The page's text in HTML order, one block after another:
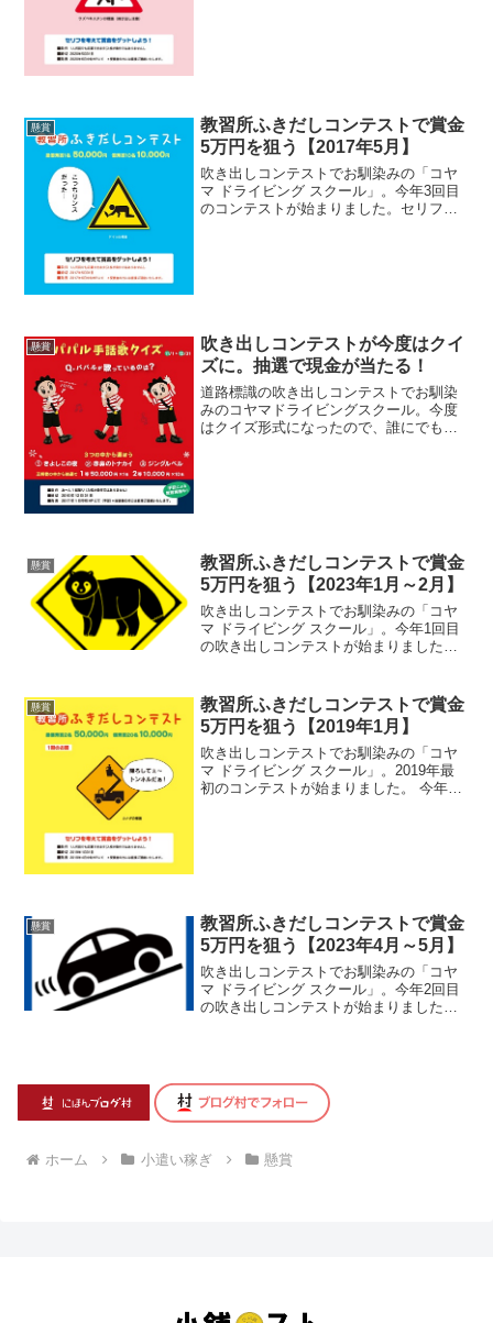
懸賞
教習所ふきだしコンテストで賞金
5万円を狙う【2017年5月】
吹き出しコンテストでお馴染みの「コヤ
マ ドライビング スクール」。今年3回目
のコンテストが始まりました。セリフを
懸賞
吹き出しコンテストが今度はクイ
ズに。抽選で現金が当たる！
道路標識の吹き出しコンテストでお馴染
みのコヤマドライビングスクール。今度
はクイズ形式になったので、誰にでも当
懸賞
教習所ふきだしコンテストで賞金
5万円を狙う【2023年1月～2月】
吹き出しコンテストでお馴染みの「コヤ
マ ドライビング スクール」。今年1回目
の吹き出しコンテストが始まりました。
懸賞
教習所ふきだしコンテストで賞金
5万円を狙う【2019年1月】
吹き出しコンテストでお馴染みの「コヤ
マ ドライビング スクール」。2019年最
初のコンテストが始まりました。 今年も
懸賞
教習所ふきだしコンテストで賞金
5万円を狙う【2023年4月～5月】
吹き出しコンテストでお馴染みの「コヤ
マ ドライビング スクール」。今年2回目
の吹き出しコンテストが始まりました。
ホーム 小遣い稼ぎ 懸賞